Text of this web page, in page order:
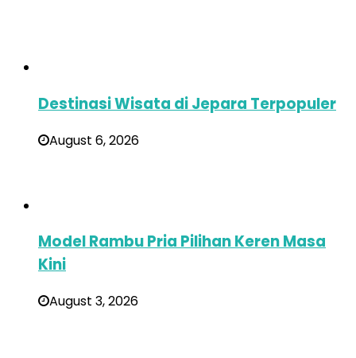
Destinasi Wisata di Jepara Terpopuler
August 6, 2026
Model Rambu Pria Pilihan Keren Masa
Kini
August 3, 2026